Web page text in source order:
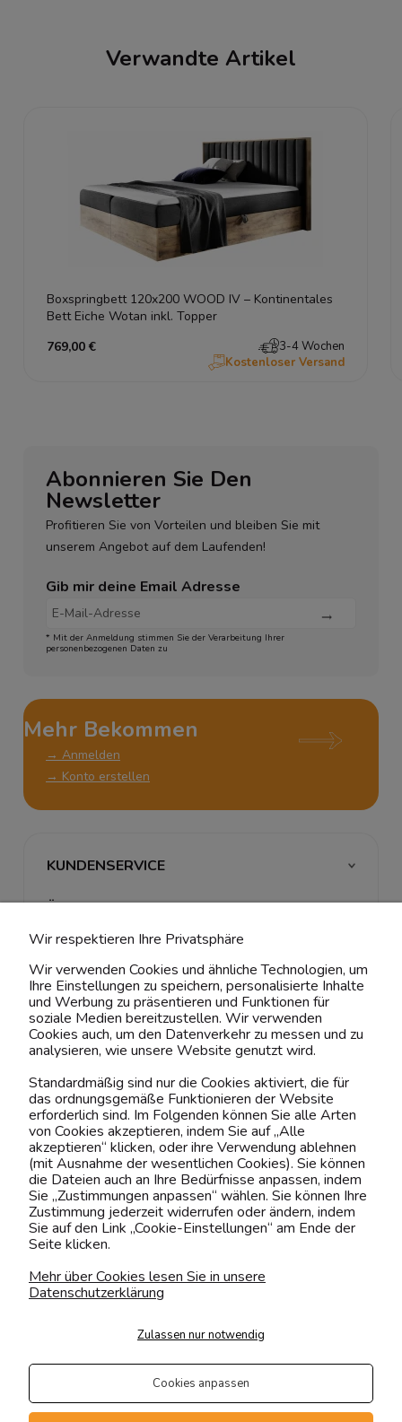
Verwandte Artikel
Boxspringbett 120x200 WOOD IV – Kontinentales
Bett Eiche Wotan inkl. Topper
769,00 €
3-4 Wochen
Kostenloser Versand
Abonnieren Sie Den
Newsletter
Profitieren Sie von Vorteilen und bleiben Sie mit
unserem Angebot auf dem Laufenden!
Gib mir deine Email Adresse
* Mit der Anmeldung stimmen Sie der Verarbeitung Ihrer
personenbezogenen Daten zu
Mehr Bekommen
→ Anmelden
→ Konto erstellen
Kontaktiere uns!
0151 12200811
shop@yourhouse24.eu
Mo. - Fr. 07:00-15:00
KUNDENSERVICE
ÜBER UNS & RECHTLICHES
MEIN ACCOUNT
BELIEBTE KATEGORIEN
Transportarten
Der Versand erfolgt per
private Spedition
Geprüfte Präsenz
Wir respektieren Ihre Privatsphäre
Wir verwenden Cookies und ähnliche Technologien, um
Ihre Einstellungen zu speichern, personalisierte Inhalte
und Werbung zu präsentieren und Funktionen für
soziale Medien bereitzustellen. Wir verwenden
Cookies auch, um den Datenverkehr zu messen und zu
analysieren, wie unsere Website genutzt wird.
Standardmäßig sind nur die Cookies aktiviert, die für
das ordnungsgemäße Funktionieren der Website
erforderlich sind. Im Folgenden können Sie alle Arten
von Cookies akzeptieren, indem Sie auf „Alle
akzeptieren“ klicken, oder ihre Verwendung ablehnen
(mit Ausnahme der wesentlichen Cookies). Sie können
die Dateien auch an Ihre Bedürfnisse anpassen, indem
Sie „Zustimmungen anpassen“ wählen. Sie können Ihre
Zustimmung jederzeit widerrufen oder ändern, indem
Sie auf den Link „Cookie-Einstellungen“ am Ende der
Seite klicken.
Mehr über Cookies lesen Sie in unsere
Datenschutzerklärung
Zulassen nur notwendig
Cookies anpassen